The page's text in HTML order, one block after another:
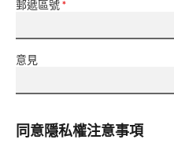
郵遞區號*
意見
同意隱私權注意事項